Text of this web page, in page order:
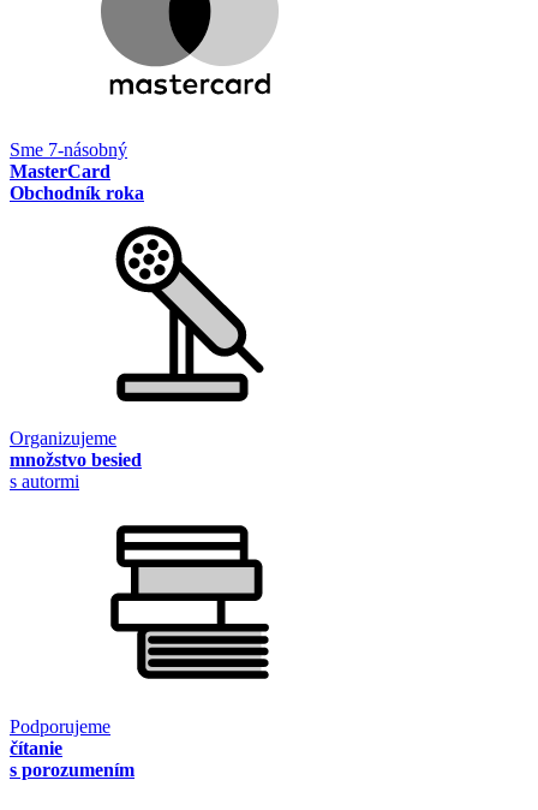
Sme 7-násobný
MasterCard
Obchodník roka
Organizujeme
množstvo besied
s autormi
Podporujeme
čítanie
s porozumením